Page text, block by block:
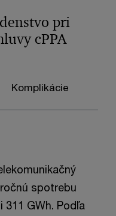
pri
cPPA
Komplikácie
spotrebu
311 GWh. Podľa